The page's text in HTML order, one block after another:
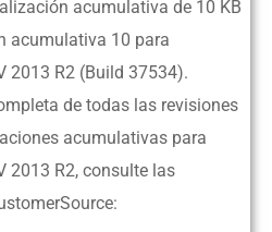
acumulativa de 10 KB
acumulativa 10 para
2013 R2 (Build 37534).
de todas las revisiones
acumulativas para
2013 R2, consulte las